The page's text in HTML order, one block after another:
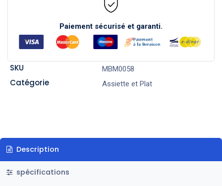
Paiement sécurisé et garanti.
SKU MBM0058
Catégorie Assiette et Plat
Description
spécifications